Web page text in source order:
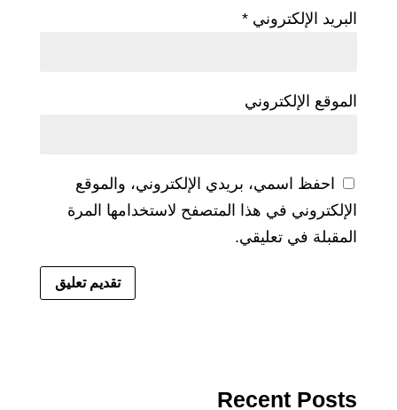
البريد الإلكتروني *
الموقع الإلكتروني
احفظ اسمي، بريدي الإلكتروني، والموقع
الإلكتروني في هذا المتصفح لاستخدامها المرة
المقبلة في تعليقي.
Recent Posts